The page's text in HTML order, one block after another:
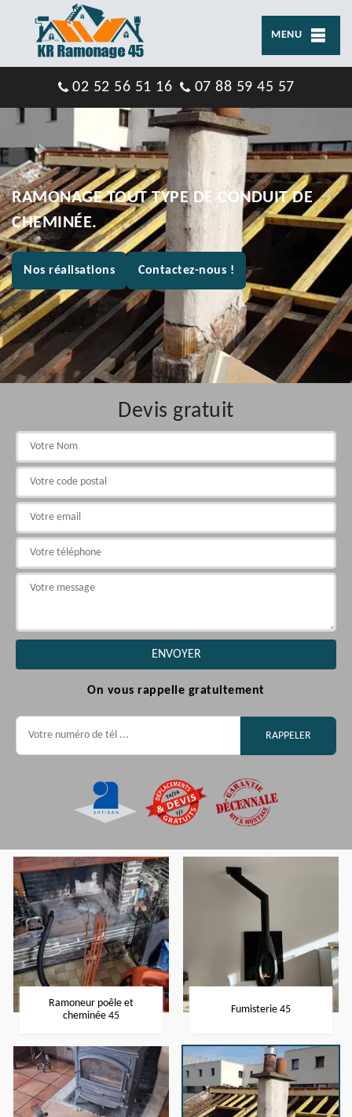
MENU
02 52 56 51 16 07 88 59 45 57
RAMONAGE TOUT TYPE DE CONDUIT DE
CHEMINÉE.
Nos réalisations Contactez-nous !
Devis gratuit
On vous rappelle gratuitement
Ramoneur poêle et
cheminée 45
Fumisterie 45